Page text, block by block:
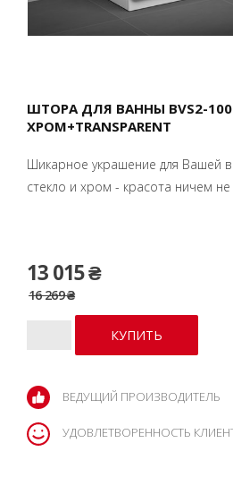
ШТОРА ДЛЯ ВАННЫ BVS2-100
ХРОМ+TRANSPARENT
Шикарное украшение для Вашей
стекло и хром - красота ничем не
13 015 ₴
16 269 ₴
ВЕДУЩИЙ ПРОИЗВОДИТЕЛЬ
УДОВЛЕТВОРЕННОСТЬ